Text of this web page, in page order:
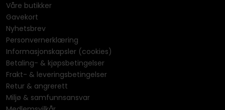
Våre butikker
Gavekort
Nyhetsbrev
Personvernerklæring
Informasjonskapsler (cookies)
Betaling- & kjøpsbetingelser
Frakt- & leveringsbetingelser
Retur & angrerett
Miljø & samfunnsansvar